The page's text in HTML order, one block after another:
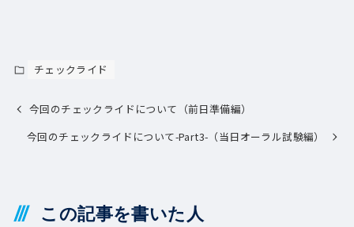
チェックライド
今回のチェックライドについて（前日準備編）
今回のチェックライドについて-Part3-（当日オーラル試験編）
この記事を書いた人